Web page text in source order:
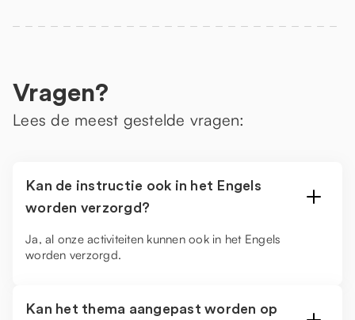
Vragen?
Lees de meest gestelde vragen:
Kan de instructie ook in het Engels
worden verzorgd?
Ja, al onze activiteiten kunnen ook in het Engels
worden verzorgd.
Kan het thema aangepast worden op